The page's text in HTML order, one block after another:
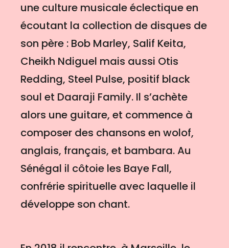
une culture musicale éclectique en
écoutant la collection de disques de
son père : Bob Marley, Salif Keita,
Cheikh Ndiguel mais aussi Otis
Redding, Steel Pulse, positif black
soul et Daaraji Family. Il s’achète
alors une guitare, et commence à
composer des chansons en wolof,
anglais, français, et bambara. Au
Sénégal il côtoie les Baye Fall,
confrérie spirituelle avec laquelle il
développe son chant.